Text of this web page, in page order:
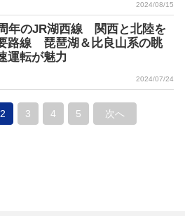
2024/08/15
年のJR湖西線 関西と北陸を
路線 琵琶湖＆比良山系の眺
運転が魅力
2024/07/24
2 3 4 5 次へ